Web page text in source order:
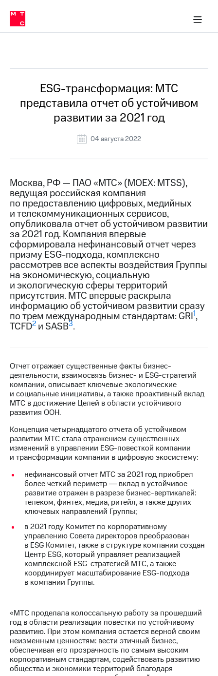
Медиа-центр
и акционерам
Устойчивое развитие
Комплаенс и деловая этика
компании
Карьера
История
компании
Руководство
информация
Контакты
Медиа-центр
Пресс-
релизы
МТС
о технологиях
Достижения
Интервью
Финансовая
отчетность
Контакты
регионе
и акционерам
Корпоративное
управление
секретарь
Раскрытие
информации
Информация
Документы
ПАО
"МТС"
Собрания
акционеров
Личный
кабинет
акционера
Акционерный
капитал
Контроль
и
аудит
Описание
Программа
приобретения
Порядок
выкупа
акций
в МТС
Пресс-
релизы
МТС
о технологиях
ESG-трансформация: МТС
представила отчет об устойчивом
развитии за 2021 год
04 августа 2022
Москва, РФ — ПАО «МТС» (MOEX: MTSS),
ведущая российская компания
по предоставлению цифровых, медийных
и телекоммуникационных сервисов,
опубликовала отчет об устойчивом развитии
за 2021 год. Компания впервые
сформировала нефинансовый отчет через
призму ESG-подхода, комплексно
рассмотрев все аспекты воздействия Группы
на экономическую, социальную
и экологическую сферы территорий
присутствия. МТС впервые раскрыла
информацию об устойчивом развитии сразу
по трем международным стандартам: GRI1,
TCFD2 и SASB3.
Отчет отражает существенные факты бизнес-
деятельности, взаимосвязь бизнес- и ESG-стратегий
компании, описывает ключевые экологические
и социальные инициативы, а также проактивный вклад
МТС в достижение Целей в области устойчивого
развития ООН.
Концепция четырнадцатого отчета об устойчивом
развитии МТС стала отражением существенных
изменений в управлении ESG-повесткой компании
и трансформации компании в цифровую экосистему:
нефинансовый отчет МТС за 2021 год приобрел
более четкий периметр ― вклад в устойчивое
развитие отражен в разрезе бизнес-вертикалей:
телеком, финтех, медиа, ритейл, а также других
ключевых направлений Группы;
в 2021 году Комитет по корпоративному
управлению Совета директоров преобразован
в ESG Комитет, также в структуре компании создан
Центр ESG, который управляет реализацией
комплексной ESG-стратегией МТС, а также
координирует масштабирование ESG-подхода
в компании Группы.
«МТС проделала колоссальную работу за прошедший
год в области реализации повестки по устойчивому
развитию. При этом компания остается верной своим
неизменным ценностям: вести этичный бизнес,
обеспечивая его прозрачность по самым высоким
корпоративным стандартам, содействовать развитию
общества и экономики территорий благодаря